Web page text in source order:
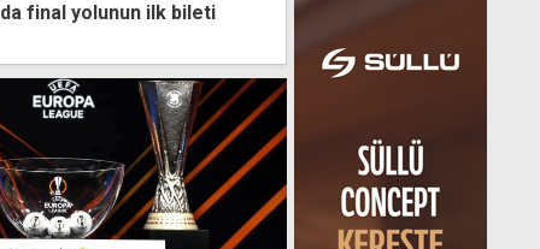
final yolunun ilk bileti